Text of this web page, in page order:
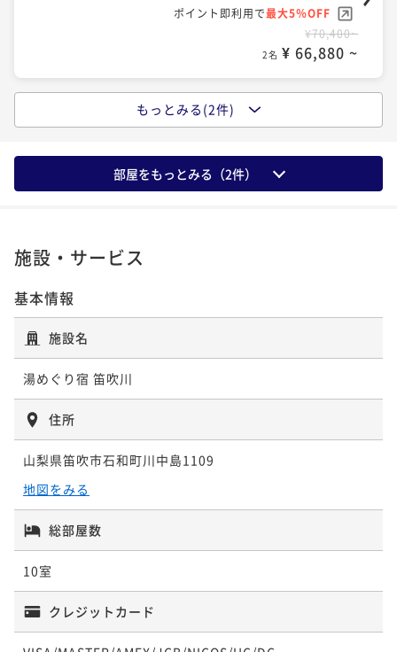
ポイント即利用で最大5％OFF
¥70,400~
2名 ¥ 66,880 ~
山梨の味覚プラン｜ご当地グルメを満喫！山梨県産ワ
現地決済可 事前決済可
IN 15:00 - 17:30 OUT11:00
ポイント即利用で最大5％OFF
美酒美食プラン｜ワイン県・山梨のソムリエが厳選セ
レクト《山梨ワインと和食をペアリング》
二食付き 現地決済可
もっとみる(2件)
部屋をもっとみる（2件）
施設・サービス
基本情報
施設名
湯めぐり宿 笛吹川
住所
山梨県笛吹市石和町川中島1109
地図をみる
総部屋数
10室
クレジットカード